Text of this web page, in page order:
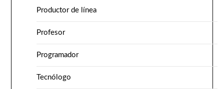
Productor de línea
Profesor
Programador
Tecnólogo